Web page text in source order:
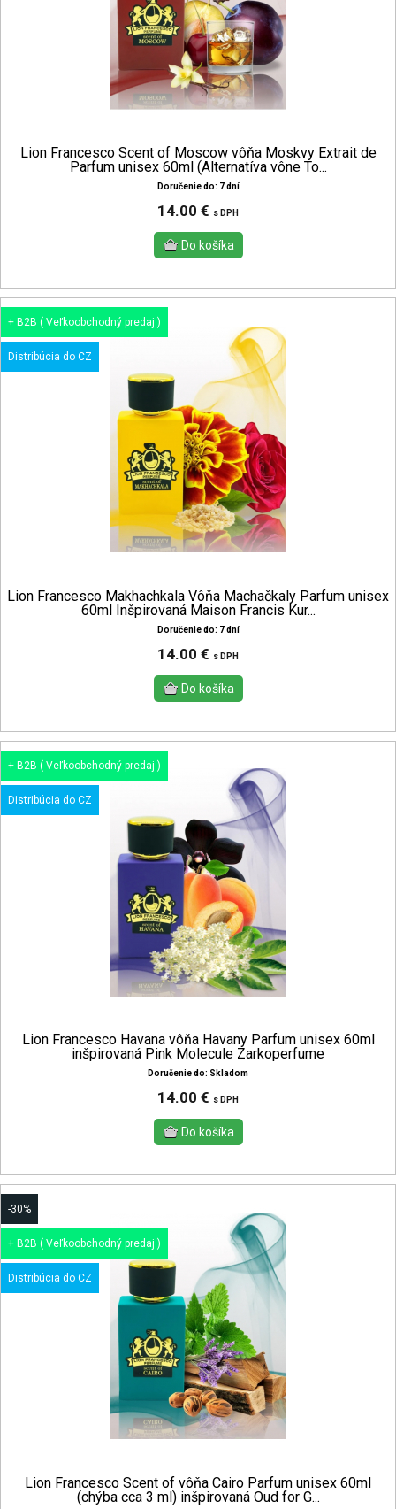
Lion Francesco Scent of Moscow vôňa Moskvy Extrait de
Parfum unisex 60ml (Alternatíva vône To...
Doručenie do: 7 dní
14.00 € s DPH
+ B2B ( Veľkoobchodný predaj )
Distribúcia do CZ
Lion Francesco Makhachkala Vôňa Machačkaly Parfum unisex
60ml Inšpirovaná Maison Francis Kur...
Doručenie do: 7 dní
14.00 € s DPH
+ B2B ( Veľkoobchodný predaj )
Distribúcia do CZ
Lion Francesco Havana vôňa Havany Parfum unisex 60ml
inšpirovaná Pink Molecule Zarkoperfume
Doručenie do: Skladom
14.00 € s DPH
-30%
+ B2B ( Veľkoobchodný predaj )
Distribúcia do CZ
Lion Francesco Scent of vôňa Cairo Parfum unisex 60ml
(chýba cca 3 ml) inšpirovaná Oud for G...